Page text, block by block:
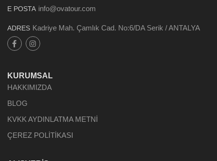
E POSTA info@ovatour.com
ADRES Kadriye Mah. Çamlık Cad. No:6/DA Serik / ANTALYA
KURUMSAL
HAKKIMIZDA
BLOG
KVKK AYDINLATMA METNİ
ÇEREZ POLİTİKASI